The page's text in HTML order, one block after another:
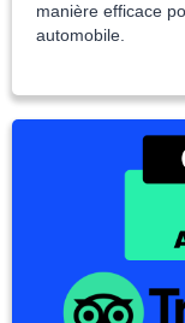
manière efficace
automobile.